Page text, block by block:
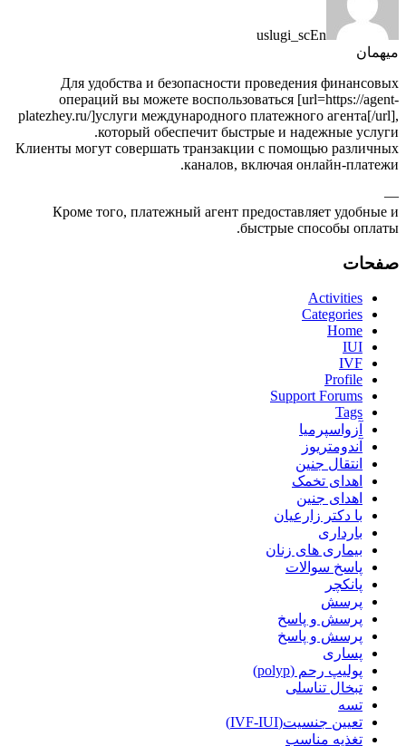
uslugi_scEn
میهمان
Для удобства и безопасности проведения финансовых
операций вы можете воспользоваться [url=https://agent-
platezhey.ru/]услуги международного платежного агента[/url],
который обеспечит быстрые и надежные услуги.
Клиенты могут совершать транзакции с помощью различных
каналов, включая онлайн-платежи.
—
Кроме того, платежный агент предоставляет удобные и
быстрые способы оплаты.
صفحات
Activities
Categories
Home
IUI
IVF
Profile
Support Forums
Tags
آزواسپرمیا
آندومتریوز
انتقال جنین
اهدای تخمک
اهدای جنین
با دکتر زارعیان
بارداری
بیماری های زنان
پاسخ سوالات
پانکچر
پرسش
پرسش و پاسخ
پرسش و پاسخ
پساری
پولیپ رحم (polyp)
تبخال تناسلی
تسه
تعیین جنسیت(IVF-IUI)
تغذیه مناسب